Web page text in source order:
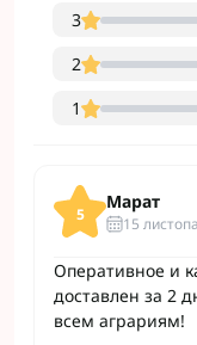
3
2
1
5
Марат
15
Оперативное и
доставлен за 2
всем аграриям!